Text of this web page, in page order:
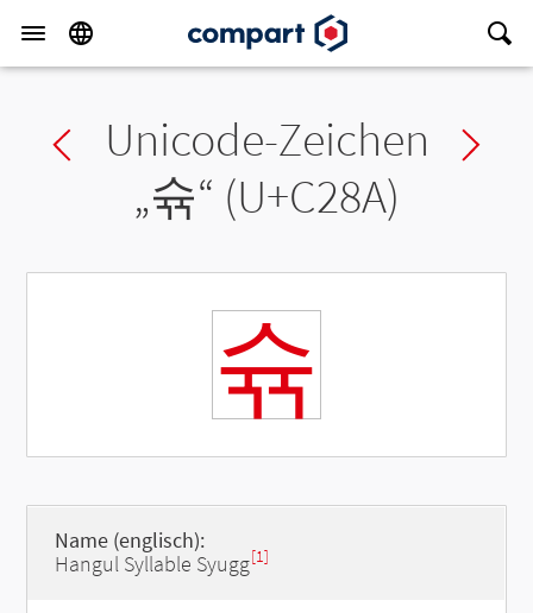
Previous char
Unicode-Zeichen
„슊“ (U+C28A)
슊
Name (englisch):
Hangul Syllable Syugg[1]